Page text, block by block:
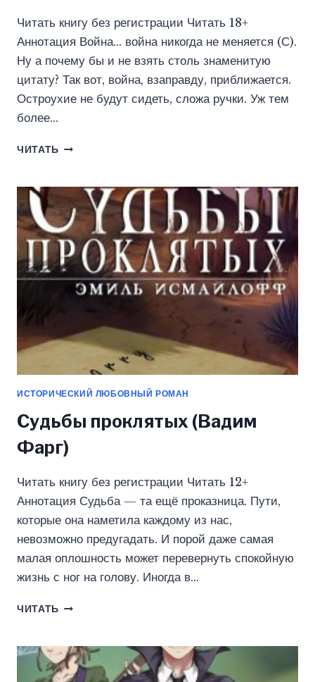
Читать книгу без регистрации Читать 18+
Аннотация Война… война никогда не меняется (С).
Ну а почему бы и не взять столь знаменитую
цитату? Так вот, война, взаправду, приближается.
Остроухие не будут сидеть, сложа ручки. Уж тем
более…
ЧИТАТЬ ПРИЗВАННЫЙ
(ВАДИМ
ФАРГ)
ИСТОРИЧЕСКИЙ ЛЮБОВНЫЙ РОМАН
Судьбы проклятых (Вадим
Фарг)
Читать книгу без регистрации Читать 12+
Аннотация Судьба — та ещё проказница. Пути,
которые она наметила каждому из нас,
невозможно предугадать. И порой даже самая
малая оплошность может перевернуть спокойную
жизнь с ног на голову. Иногда в…
ЧИТАТЬ СУДЬБЫ
ФАРГ)